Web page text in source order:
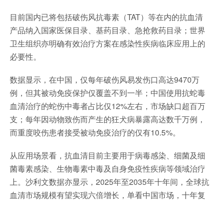
目前国内已将包括破伤风抗毒素（TAT）等在内的抗血清
产品纳入国家医保目录、基药目录、急抢救药目录；世界
卫生组织亦明确有效治疗方案在感染性疾病临床应用上的
必要性。
数据显示，在中国，仅每年破伤风易发伤口高达9470万
例，但其被动免疫保护仅覆盖不到一半；中国使用抗蛇毒
血清治疗的蛇伤中毒者占比仅12%左右，市场缺口超百万
支；每年因动物致伤而产生的狂犬病暴露高达数千万例，
而重度咬伤患者接受被动免疫治疗的仅有10.5%。
从应用场景看，抗血清目前主要用于病毒感染、细菌及细
菌毒素感染、生物毒素中毒及自身免疫性疾病等领域治疗
上。沙利文数据亦显示，2025年至2035年十年间，全球抗
血清市场规模有望实现六倍增长，单看中国市场，十年复